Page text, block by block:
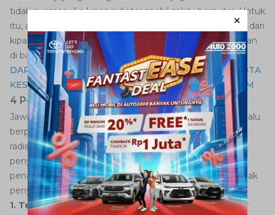
tidak nyaman jika kipas radiator mobil selalu berputar. Untuk
itu, ada baiknya Anda memahami lebih lanjut penyebab dari
kipas radiator tersebut selalu berputar yang akan diuraikan
di bawah ini.
DAPATKAN LAYANAN TERBAIK UNTUK MOBIL TOYOTA
KESAYANGAN ANDA HANYA DI AUTO2000 DIGIROOM
4 Penyebab Kipas Radiator Terus Berputar
Jawaban dari pertanyaan apakah kipas radiator mobil selalu
berputar adalah tidak. Jika terus berputar artinya kipas
radiator perlu diperbaiki segera. Namun, mengetahui
penyebabnya terlebih dahulu akan lebih baik, supaya
penanganannya dapat dilakukan dengan tepat. Yuk simak
penyebab kipas radiator terus berputar berikut ini.
1. Terjadi Kendala pada Water Temperature Sensor